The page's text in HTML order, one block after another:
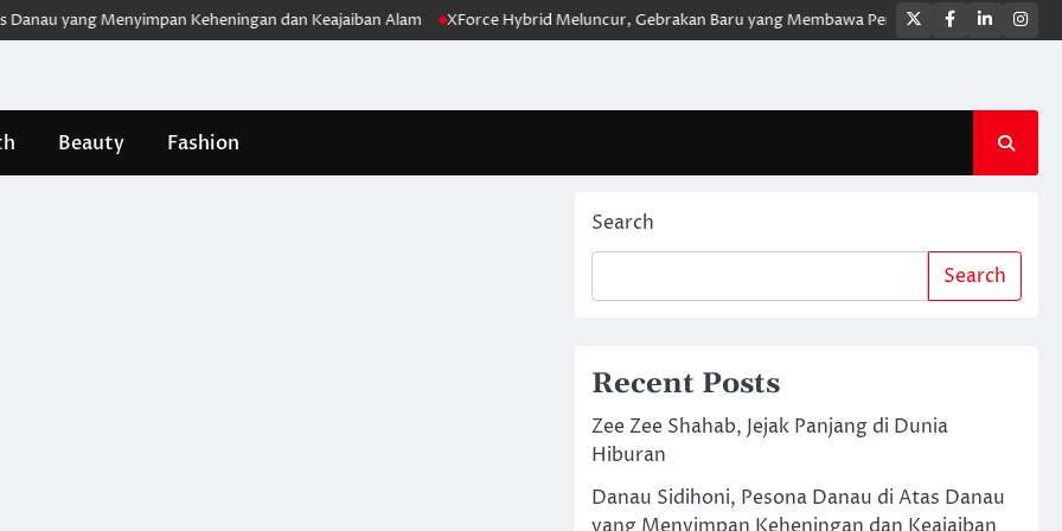
yang Menyimpan Keheningan dan Keajaiban Alam XForce Hybrid Meluncur, Gebrakan Baru yang Membawa Pengalaman Berkendara Lebih
Twitter
Facebook
LinkedIn
Beauty Fashion
Search
Search
Recent Posts
Zee Zee Shahab, Jejak Panjang di Dunia
Hiburan
Danau Sidihoni, Pesona Danau di Atas Danau